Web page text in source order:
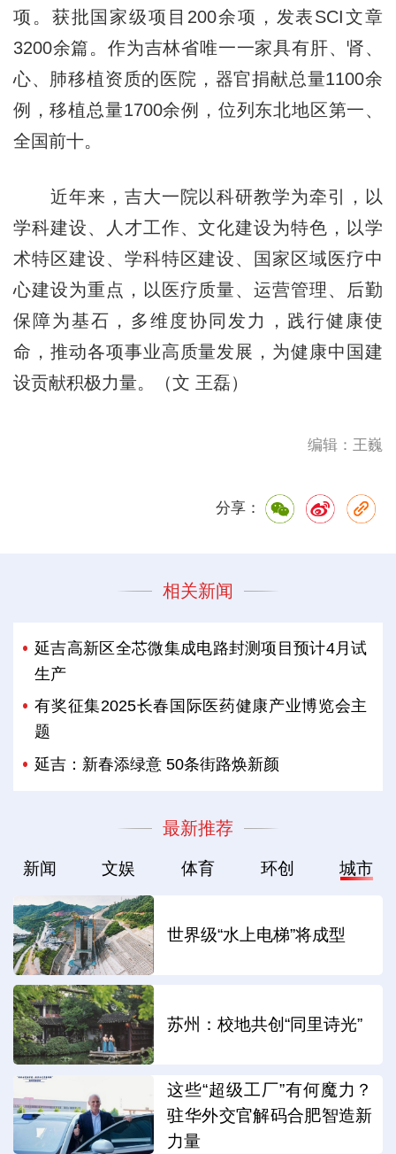
项。获批国家级项目200余项，发表SCI文章
3200余篇。作为吉林省唯一一家具有肝、肾、
心、肺移植资质的医院，器官捐献总量1100余
例，移植总量1700余例，位列东北地区第一、
全国前十。
近年来，吉大一院以科研教学为牵引，以
学科建设、人才工作、文化建设为特色，以学
术特区建设、学科特区建设、国家区域医疗中
心建设为重点，以医疗质量、运营管理、后勤
保障为基石，多维度协同发力，践行健康使
命，推动各项事业高质量发展，为健康中国建
设贡献积极力量。（文 王磊）
编辑：王巍
分享：
相关新闻
延吉高新区全芯微集成电路封测项目预计4月试
生产
有奖征集2025长春国际医药健康产业博览会主
题
延吉：新春添绿意 50条街路焕新颜
最新推荐
新闻 文娱 体育 环创 城市
世界级“水上电梯”将成型
苏州：校地共创“同里诗光”
这些“超级工厂”有何魔力？
驻华外交官解码合肥智造新
力量